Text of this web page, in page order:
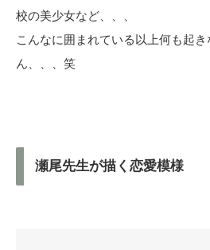
校の美少女など、、、
こんなに囲まれている以上何も起
ん、、、笑
瀬尾先生が描く恋愛模様